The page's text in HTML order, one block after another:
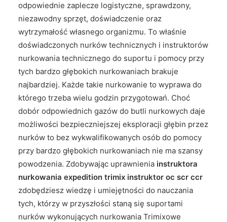
odpowiednie zaplecze logistyczne, sprawdzony,
niezawodny sprzęt, doświadczenie oraz
wytrzymałość własnego organizmu. To właśnie
doświadczonych nurków technicznych i instruktorów
nurkowania technicznego do suportu i pomocy przy
tych bardzo głębokich nurkowaniach brakuje
najbardziej. Każde takie nurkowanie to wyprawa do
którego trzeba wielu godzin przygotowań. Choć
dobór odpowiednich gazów do butli nurkowych daje
możliwości bezpieczniejszej eksploracji głębin przez
nurków to bez wykwalifikowanych osób do pomocy
przy bardzo głębokich nurkowaniach nie ma szansy
powodzenia. Zdobywając uprawnienia instruktora
nurkowania expedition trimix instruktor oc scr ccr
zdobędziesz wiedzę i umiejętności do nauczania
tych, którzy w przyszłości staną się suportami
nurków wykonujących nurkowania Trimixowe